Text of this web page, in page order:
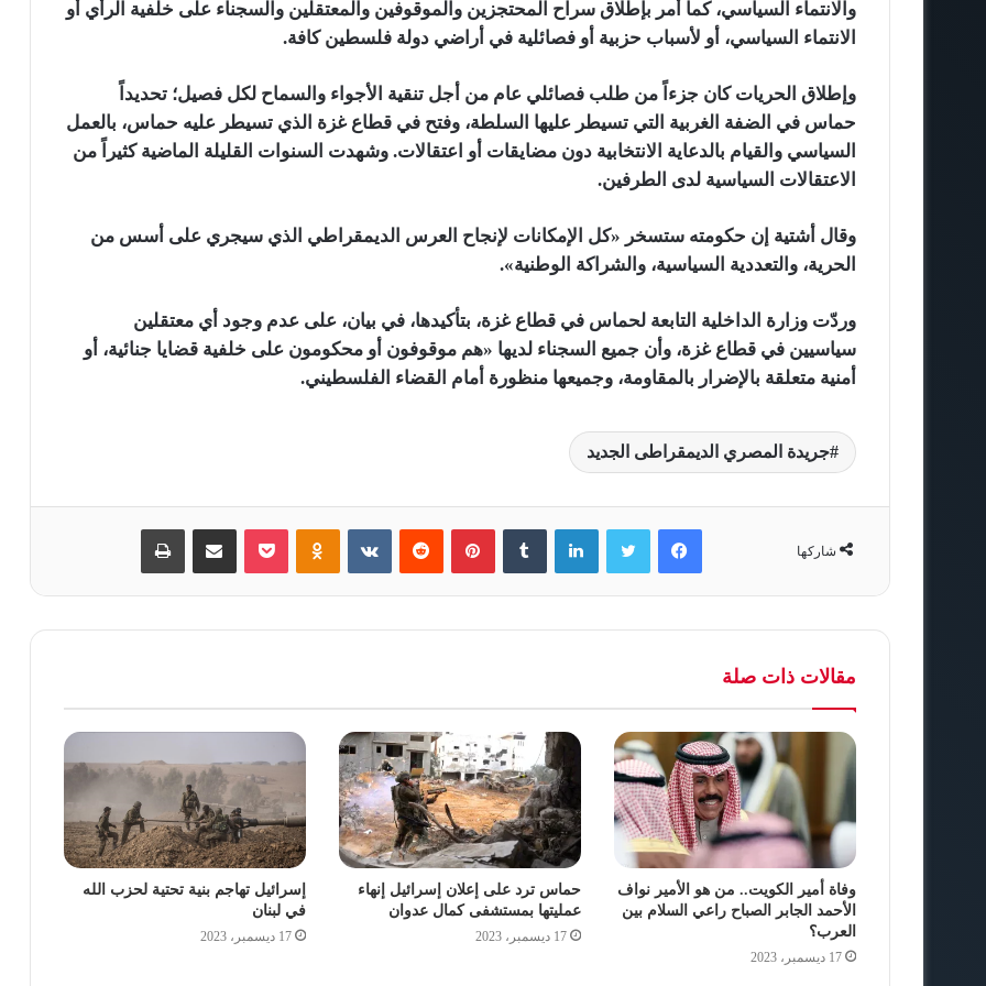
والانتماء السياسي، كما أمر بإطلاق سراح المحتجزين والموقوفين والمعتقلين والسجناء على خلفية الرأي أو
الانتماء السياسي، أو لأسباب حزبية أو فصائلية في أراضي دولة فلسطين كافة.
وإطلاق الحريات كان جزءاً من طلب فصائلي عام من أجل تنقية الأجواء والسماح لكل فصيل؛ تحديداً
حماس في الضفة الغربية التي تسيطر عليها السلطة، وفتح في قطاع غزة الذي تسيطر عليه حماس، بالعمل
السياسي والقيام بالدعاية الانتخابية دون مضايقات أو اعتقالات. وشهدت السنوات القليلة الماضية كثيراً من
الاعتقالات السياسية لدى الطرفين.
وقال أشتية إن حكومته ستسخر «كل الإمكانات لإنجاح العرس الديمقراطي الذي سيجري على أسس من
الحرية، والتعددية السياسية، والشراكة الوطنية».
وردّت وزارة الداخلية التابعة لحماس في قطاع غزة، بتأكيدها، في بيان، على عدم وجود أي معتقلين
سياسيين في قطاع غزة، وأن جميع السجناء لديها «هم موقوفون أو محكومون على خلفية قضايا جنائية، أو
أمنية متعلقة بالإضرار بالمقاومة، وجميعها منظورة أمام القضاء الفلسطيني.
جريدة المصري الديمقراطى الجديد
شاركها
فيسبوك تويتر لينكدإن بينتيريست بوكيت مشاركة عبر البريد
مقالات ذات صلة
وفاة أمير الكويت.. من هو الأمير نواف
الأحمد الجابر الصباح راعي السلام بين
العرب؟
17 ديسمبر، 2023
حماس ترد على إعلان إسرائيل إنهاء
عمليتها بمستشفى كمال عدوان
17 ديسمبر، 2023
إسرائيل تهاجم بنية تحتية لحزب الله
في لبنان
17 ديسمبر، 2023